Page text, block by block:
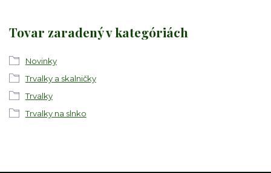
Tovar zaradený v kategóriách
Novinky
Trvalky a skalničky
Trvalky
Trvalky na slnko